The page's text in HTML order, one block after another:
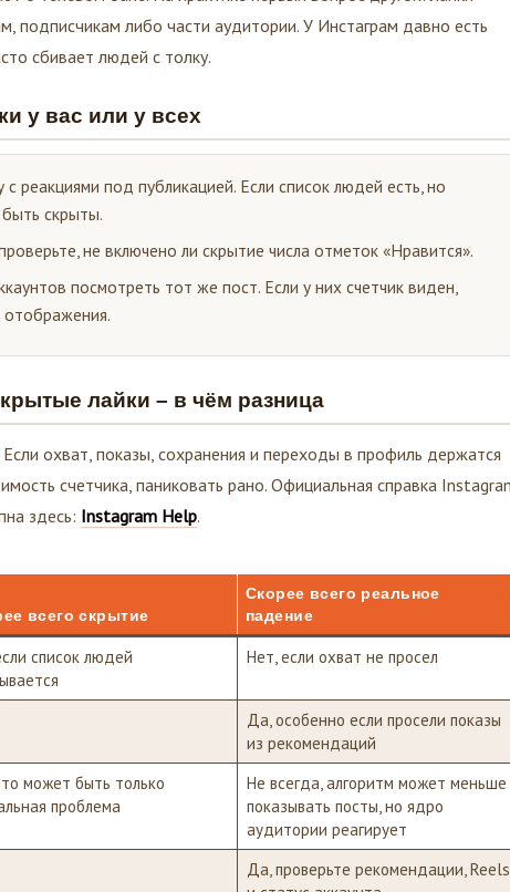
подписчикам либо части аудитории. У Инстаграм давно есть
сбивает людей с толку.
у вас или у всех
реакциями под публикацией. Если список людей есть, но
скрыты.
не включено ли скрытие числа отметок «Нравится».
посмотреть тот же пост. Если у них счетчик виден,
лайки – в чём разница
охват, показы, сохранения и переходы в профиль держатся
счетчика, паниковать рано. Официальная справка Instagram
Instagram Help
всего скрытие
Скорее всего реальное
падение
список людей
Нет, если охват не просел
Да, особенно если просели показы
из рекомендаций
может быть только
проблема
Не всегда, алгоритм может меньше
показывать посты, но ядро
аудитории реагирует
Да, проверьте рекомендации, Reels
и статус аккаунта